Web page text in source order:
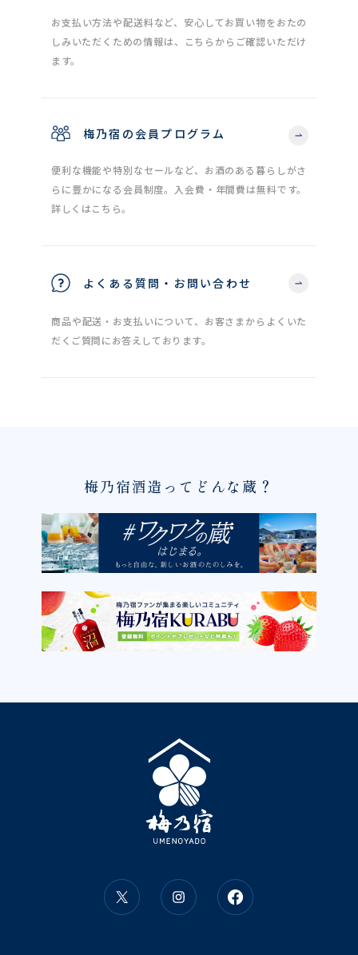
お支払い方法や配送料など、安心してお買い物をおたの
しみいただくための情報は、こちらからご確認いただけ
ます。
梅乃宿の会員プログラム
便利な機能や特別なセールなど、お酒のある暮らしがさ
らに豊かになる会員制度。入会費・年間費は無料です。
詳しくはこちら。
よくある質問・お問い合わせ
商品や配送・お支払いについて、お客さまからよくいた
だくご質問にお答えしております。
梅乃宿酒造ってどんな蔵？